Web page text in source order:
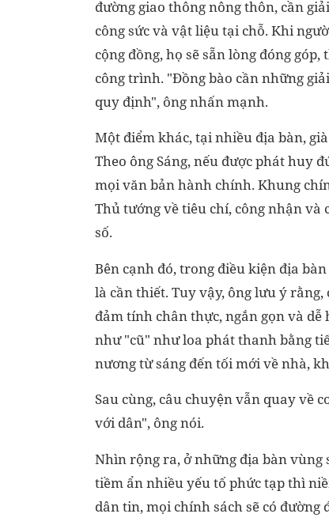
đường giao thông nông thôn, cần
công sức và vật liệu tại chỗ. Khi
cộng đồng, họ sẽ sẵn lòng đóng
công trình. "Đồng bào cần những
quy định", ông nhấn mạnh.
Một điểm khác, tại nhiều địa bàn,
Theo ông Sáng, nếu được phát huy
mọi văn bản hành chính. Khung
Thủ tướng về tiêu chí, công nhận
số.
Bên cạnh đó, trong điều kiện địa
là cần thiết. Tuy vậy, ông lưu ý
đảm tính chân thực, ngắn gọn và
như "cũ" như loa phát thanh bằng
nương từ sáng đến tối mới về nhà,
Sau cùng, câu chuyện vẫn quay về
với dân", ông nói.
Nhìn rộng ra, ở những địa bàn vùng
tiềm ẩn nhiều yếu tố phức tạp thì
dân tin, mọi chính sách sẽ có